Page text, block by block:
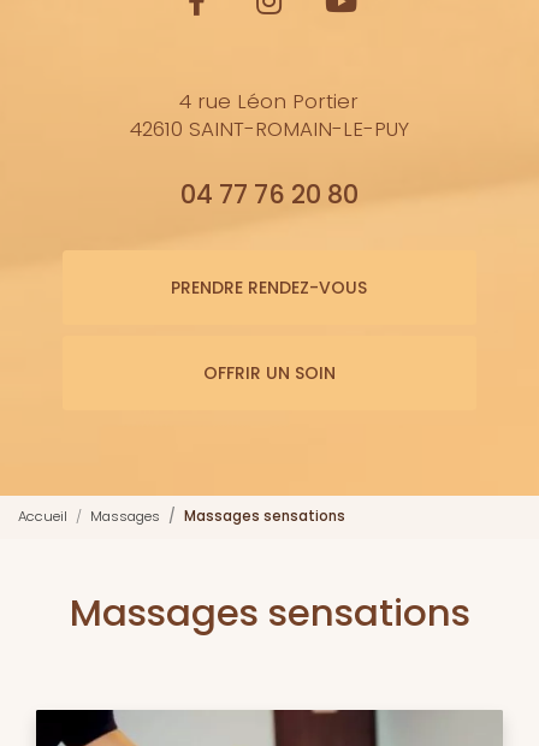
4 rue Léon Portier
42610 SAINT-ROMAIN-LE-PUY
04 77 76 20 80
PRENDRE RENDEZ-VOUS
OFFRIR UN SOIN
Accueil Massages Massages sensations
Massages sensations